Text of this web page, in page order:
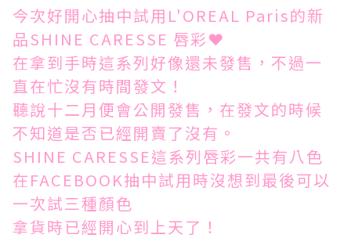
今次好開心抽中試用L'OREAL Paris的新
品SHINE CARESSE 唇彩❤
在拿到手時這系列好像還未發售，不過一
直在忙沒有時間發文！
聽說十二月便會公開發售，在發文的時候
不知道是否已經開賣了沒有。
SHINE CARESSE這系列唇彩一共有八色
在FACEBOOK抽中試用時沒想到最後可以
一次試三種顏色
拿貨時已經開心到上天了！